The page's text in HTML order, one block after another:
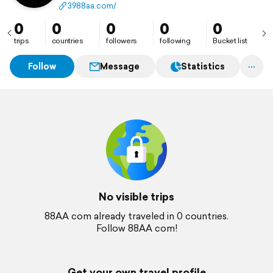
tuyệt đối.
3988aa.com/
0
trips
0
countries
0
followers
0
following
0
Bucket list
Follow Message Statistics
No visible trips
88AA com already traveled in 0 countries.
Follow 88AA com!